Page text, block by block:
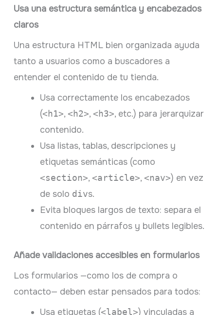
Usa una estructura semántica y encabezados
claros
Una estructura HTML bien organizada ayuda
tanto a usuarios como a buscadores a
entender el contenido de tu tienda.
Usa correctamente los encabezados
(<h1>, <h2>, <h3>, etc.) para jerarquizar
contenido.
Usa listas, tablas, descripciones y
etiquetas semánticas (como
<section>, <article>, <nav>) en vez
de solo divs.
Evita bloques largos de texto: separa el
contenido en párrafos y bullets legibles.
Añade validaciones accesibles en formularios
Los formularios —como los de compra o
contacto— deben estar pensados para todos:
Usa etiquetas (<label>) vinculadas a